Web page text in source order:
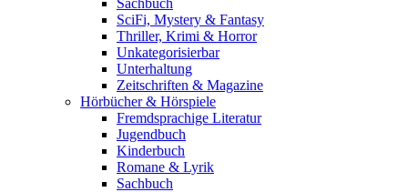
Sachbuch
SciFi, Mystery & Fantasy
Thriller, Krimi & Horror
Unkategorisierbar
Unterhaltung
Zeitschriften & Magazine
Hörbücher & Hörspiele
Fremdsprachige Literatur
Jugendbuch
Kinderbuch
Romane & Lyrik
Sachbuch